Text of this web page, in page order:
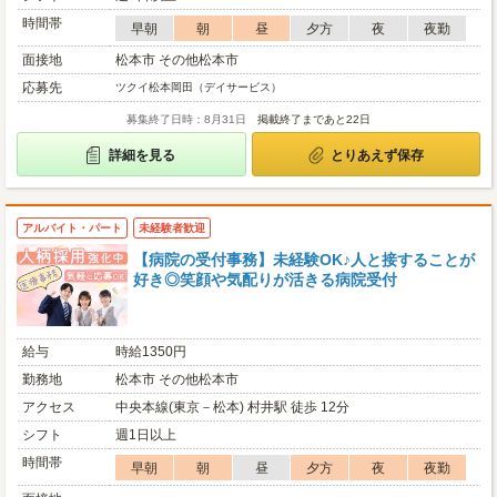
時間帯
早朝 朝 昼 夕方 夜
夜勤
面接地
松本市 その他松本市
応募先
ツクイ松本岡田（デイサービス）
募集終了日時：8月31日 掲載終了まであと22日
詳細を見る とりあえず保存
アルバイト・パート 未経験者歓迎
【病院の受付事務】未経験OK♪人と接することが
好き◎笑顔や気配りが活きる病院受付
給与
時給1350円
勤務地
松本市 その他松本市
アクセス
中央本線(東京－松本) 村井駅 徒歩 12分
シフト
週1日以上
時間帯
早朝 朝 昼 夕方 夜
夜勤